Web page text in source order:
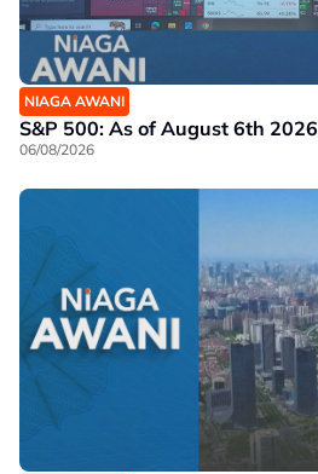
NIAGA AWANI
S&P 500: As of August 6th 2026
06/08/2026